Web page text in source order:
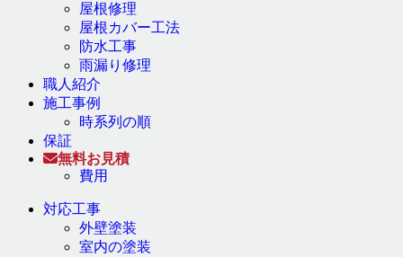
屋根修理
屋根カバー工法
防水工事
雨漏り修理
職人紹介
施工事例
時系列の順
保証
無料お見積
費用
対応工事
外壁塗装
室内の塗装